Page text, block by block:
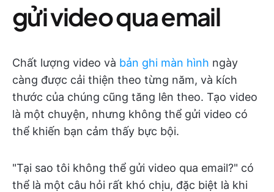
gửi video qua email
Chất lượng video và bản ghi màn hình ngày
càng được cải thiện theo từng năm, và kích
thước của chúng cũng tăng lên theo. Tạo video
là một chuyện, nhưng không thể gửi video có
thể khiến bạn cảm thấy bực bội.
"Tại sao tôi không thể gửi video qua email?" có
thể là một câu hỏi rất khó chịu, đặc biệt là khi